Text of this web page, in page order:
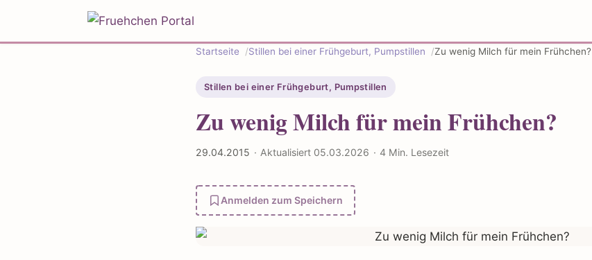
Startseite Stillen bei einer Frühgeburt, Pumpstillen Zu wenig Milch für mein Frühchen?
Stillen bei einer Frühgeburt, Pumpstillen
Zu wenig Milch für mein Frühchen?
29.04.2015 · Aktualisiert 05.03.2026 · 4 Min. Lesezeit
Anmelden zum Speichern